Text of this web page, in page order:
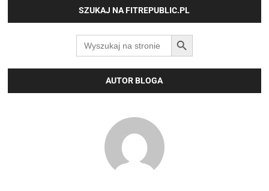
SZUKAJ NA FITREPUBLIC.PL
Search
for:
SEARCH BUTTON
AUTOR BLOGA